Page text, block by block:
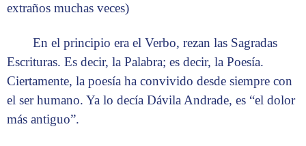
extraños muchas veces)
En el principio era el Verbo, rezan las Sagradas
Escrituras. Es decir, la Palabra; es decir, la Poesía.
Ciertamente, la poesía ha convivido desde siempre con
el ser humano. Ya lo decía Dávila Andrade, es “el dolor
más antiguo”.